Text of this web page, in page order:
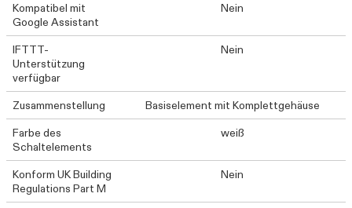
Kompatibel mit
Google Assistant
Nein
IFTTT-
Unterstützung
verfügbar
Nein
Zusammenstellung
Basiselement mit Komplettgehäuse
Farbe des
Schaltelements
weiß
Konform UK Building
Regulations Part M
Nein